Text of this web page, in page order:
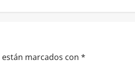
marcados con *